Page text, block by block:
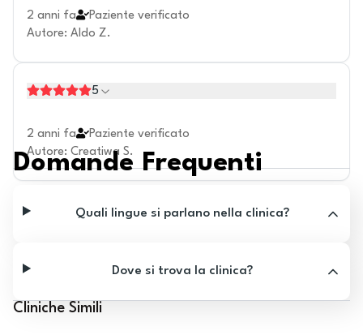
2 anni fa
Paziente verificato
Autore: Aldo Z.
5
2 anni fa
Paziente verificato
Autore: Creatiwa S.
Domande Frequenti
Quali lingue si parlano nella clinica?
Dove si trova la clinica?
Cliniche Simili